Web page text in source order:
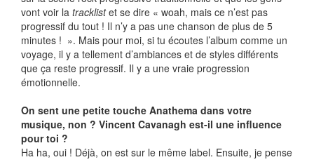
vont voir la tracklistet se dire « woah, mais ce n’est pas
progressif du tout ! Il n’y a pas une chanson de plus de 5
minutes ! ». Mais pour moi, si tu écoutes l’album comme un
voyage, il y a tellement d’ambiances et de styles différents
que ça reste progressif. Il y a une vraie progression
émotionnelle.
On sent une petite touche Anathema dans votre
musique, non ? Vincent Cavanagh est-il une influence
pour toi ?
Ha ha, oui ! Déjà, on est sur le même label. Ensuite, je pense